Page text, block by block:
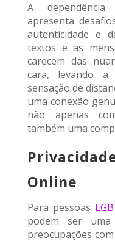
A
apresenta
autenticidade e
textos e as
carecem das
cara, levando a
sensação de
uma conexão
não apenas
também uma
Online
Para pessoas
podem ser
preocupações